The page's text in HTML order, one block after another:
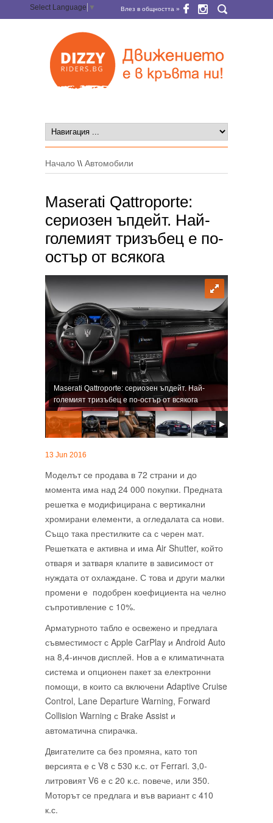
Select Language ▼ Влез в общността »
Начало \\ Автомобили
Maserati Qattroporte:
сериозен ъпдейт. Най-
големият тризъбец е по-
остър от всякога
Maserati Qattroporte: сериозен ъпдейт. Най-
големият тризъбец е по-остър от всякога
13 Jun 2016
Моделът се продава в 72 страни и до
момента има над 24 000 покупки. Предната
решетка е модифицирана с вертикални
хромирани елементи, а огледалата са нови.
Също така престилките са с черен мат.
Решетката е активна и има Air Shutter, който
отваря и затваря клапите в зависимост от
нуждата от охлаждане. С това и други малки
промени е подобрен коефициента на челно
съпротивление с 10%.
Арматурното табло е освежено и предлага
съвместимост с Apple CarPlay и Android Auto
на 8,4-инчов дисплей. Нов а е климатичната
система и опционен пакет за електронни
помощи, в които са включени Adaptive Cruise
Control, Lane Departure Warning, Forward
Collision Warning с Brake Assist и
автоматична спирачка.
Двигателите са без промяна, като топ
версията е с V8 с 530 к.с. от Ferrari. 3,0-
литровият V6 е с 20 к.с. повече, или 350.
Моторът се предлага и във вариант с 410
к.с.